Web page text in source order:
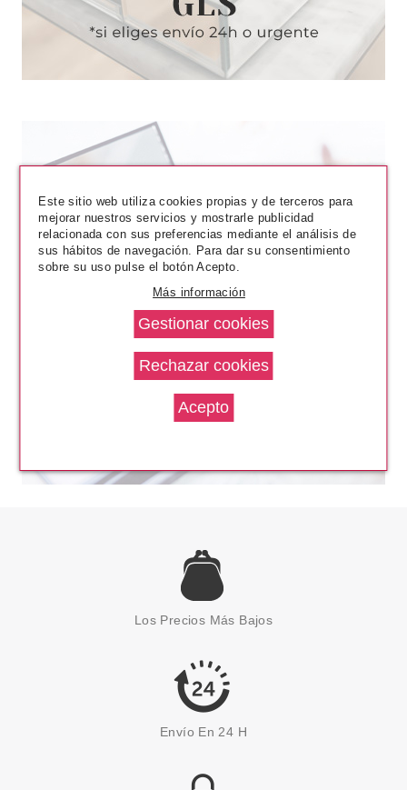
Los Precios Más Bajos
Envío En 24 H
Este sitio web utiliza cookies propias y de terceros para
mejorar nuestros servicios y mostrarle publicidad
relacionada con sus preferencias mediante el análisis de
sus hábitos de navegación. Para dar su consentimiento
sobre su uso pulse el botón Acepto.
Más información